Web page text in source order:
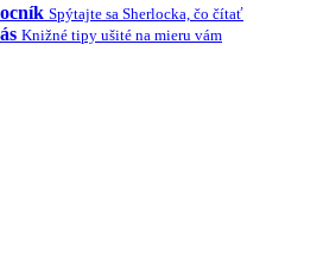
Spýtajte sa Sherlocka, čo čítať
Knižné tipy ušité na mieru vám